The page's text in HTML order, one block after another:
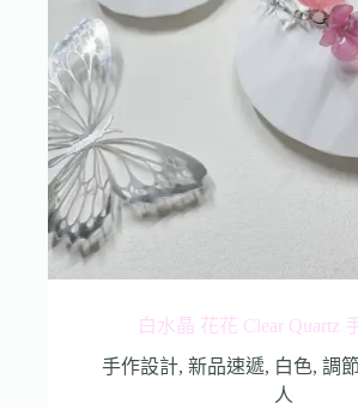
白水晶 花花 Clear Quartz
手作設計,新品速遞, 白色,調
人